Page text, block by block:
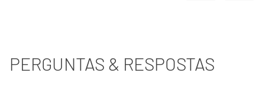
PERGUNTAS & RESPOSTAS